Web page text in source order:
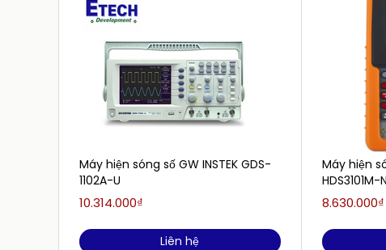
Máy hiện sóng số GW INSTEK GDS-
1102A-U
10.314.000₫
Liên hệ
Máy hiện
8.630.000₫